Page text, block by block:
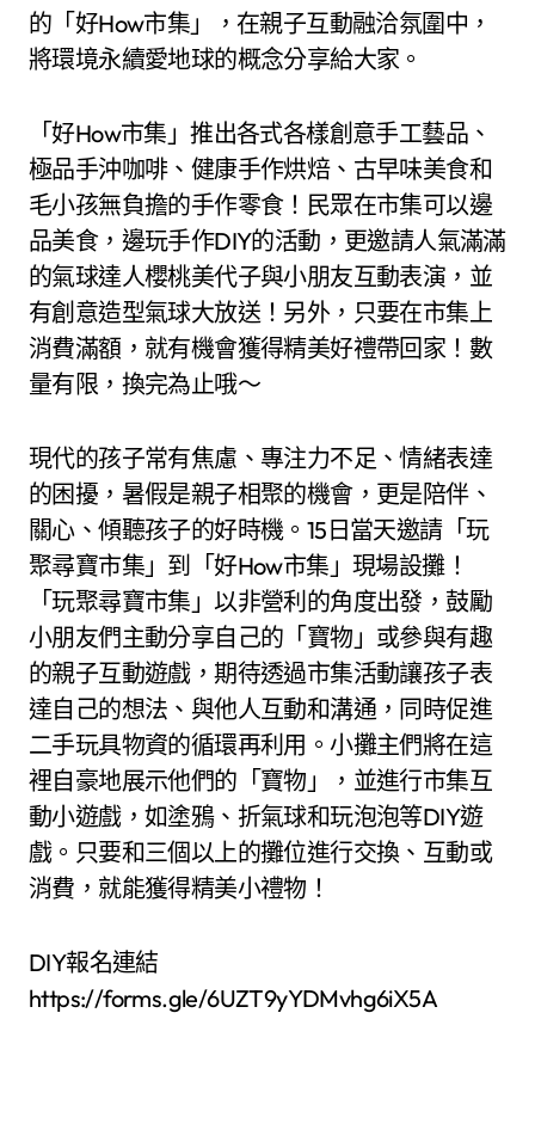
的「好How市集」，在親子互動融洽氛圍中，
將環境永續愛地球的概念分享給大家。
「好How市集」推出各式各樣創意手工藝品、
極品手沖咖啡、健康手作烘焙、古早味美食和
毛小孩無負擔的手作零食！民眾在市集可以邊
品美食，邊玩手作DIY的活動，更邀請人氣滿滿
的氣球達人櫻桃美代子與小朋友互動表演，並
有創意造型氣球大放送！另外，只要在市集上
消費滿額，就有機會獲得精美好禮帶回家！數
量有限，換完為止哦～
現代的孩子常有焦慮、專注力不足、情緒表達
的困擾，暑假是親子相聚的機會，更是陪伴、
關心、傾聽孩子的好時機。15日當天邀請「玩
聚尋寶市集」到「好How市集」現場設攤！
「玩聚尋寶市集」以非營利的角度出發，鼓勵
小朋友們主動分享自己的「寶物」或參與有趣
的親子互動遊戲，期待透過市集活動讓孩子表
達自己的想法、與他人互動和溝通，同時促進
二手玩具物資的循環再利用。小攤主們將在這
裡自豪地展示他們的「寶物」，並進行市集互
動小遊戲，如塗鴉、折氣球和玩泡泡等DIY遊
戲。只要和三個以上的攤位進行交換、互動或
消費，就能獲得精美小禮物！
DIY報名連結
https://forms.gle/6UZT9yYDMvhg6iX5A